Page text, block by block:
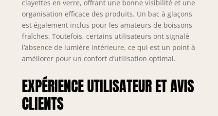
clayettes en verre, offrant une bonne visibilité et une
organisation efficace des produits. Un bac à glaçons
est également inclus pour les amateurs de boissons
fraîches. Toutefois, certains utilisateurs ont signalé
l’absence de lumière intérieure, ce qui est un point à
améliorer pour un confort d’utilisation optimal.
EXPÉRIENCE UTILISATEUR ET AVIS
CLIENTS